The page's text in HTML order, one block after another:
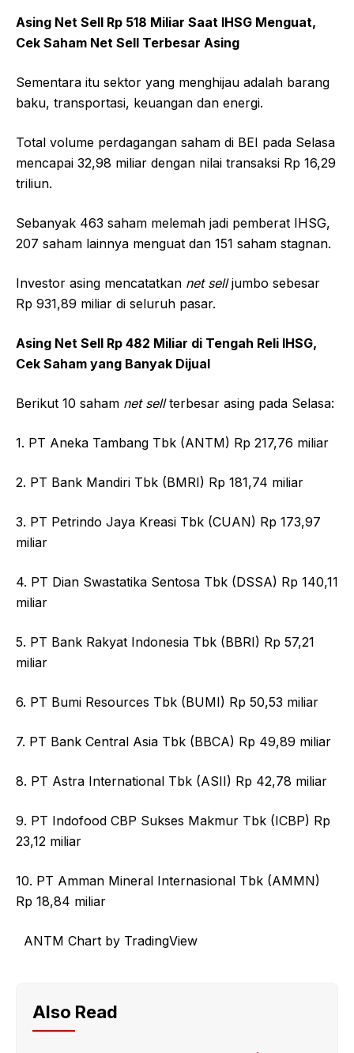
Asing Net Sell Rp 518 Miliar Saat IHSG Menguat,
Cek Saham Net Sell Terbesar Asing
Sementara itu sektor yang menghijau adalah barang
baku, transportasi, keuangan dan energi.
Total volume perdagangan saham di BEI pada Selasa
mencapai 32,98 miliar dengan nilai transaksi Rp 16,29
triliun.
Sebanyak 463 saham melemah jadi pemberat IHSG,
207 saham lainnya menguat dan 151 saham stagnan.
Investor asing mencatatkan net selljumbo sebesar
Rp 931,89 miliar di seluruh pasar.
Asing Net Sell Rp 482 Miliar di Tengah Reli IHSG,
Cek Saham yang Banyak Dijual
Berikut 10 saham net sellterbesar asing pada Selasa:
1. PT Aneka Tambang Tbk (ANTM) Rp 217,76 miliar
2. PT Bank Mandiri Tbk (BMRI) Rp 181,74 miliar
3. PT Petrindo Jaya Kreasi Tbk (CUAN) Rp 173,97
miliar
4. PT Dian Swastatika Sentosa Tbk (DSSA) Rp 140,11
miliar
5. PT Bank Rakyat Indonesia Tbk (BBRI) Rp 57,21
miliar
6. PT Bumi Resources Tbk (BUMI) Rp 50,53 miliar
7. PT Bank Central Asia Tbk (BBCA) Rp 49,89 miliar
8. PT Astra International Tbk (ASII) Rp 42,78 miliar
9. PT Indofood CBP Sukses Makmur Tbk (ICBP) Rp
23,12 miliar
10. PT Amman Mineral Internasional Tbk (AMMN)
Rp 18,84 miliar
ANTM Chart by TradingView
Also Read